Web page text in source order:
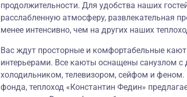
продолжительности. Для удобства наших
расслабленную атмосферу, развлекательная
менее интенсивно, чем на других наших
Вас ждут просторные и комфортабельные
интерьерами. Все каюты оснащены санузлом с
холодильником, телевизором, сейфом и
фонда, теплоход «Константин Федин»